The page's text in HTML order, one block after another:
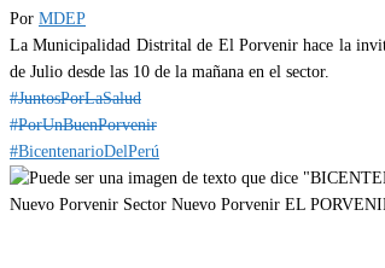
Por MDEP
La Municipalidad Distrital de El Porvenir hace la
de Julio desde las 10 de la mañana en el sector.
#JuntosPorLaSalud
#PorUnBuenPorvenir
#BicentenarioDelPerú